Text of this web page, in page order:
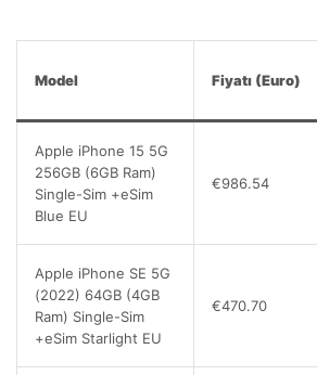
Model Fiyatı (Euro)
Apple iPhone 15 5G
256GB (6GB Ram)
Single-Sim +eSim
Blue EU
€986.54
Apple iPhone SE 5G
(2022) 64GB (4GB
Ram) Single-Sim
+eSim Starlight EU
€470.70